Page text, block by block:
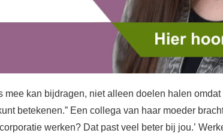
mee kan bijdragen, niet alleen doelen halen
betekenen.” Een collega van haar moeder
werken? Dat past veel beter bij jou.’